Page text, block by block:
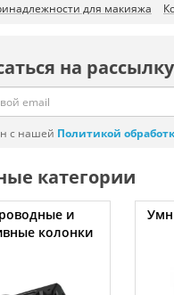
для макияжа
на
с нашей Политикой
категории
и
колонки